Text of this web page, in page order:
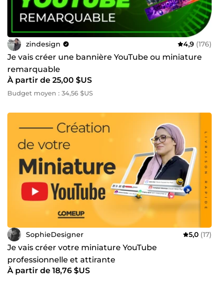
zindesign 4,9 (176)
Je vais créer une bannière YouTube ou miniature
remarquable
À partir de 25,00 $US
Budget moyen : 34,56 $US
SophieDesigner 5,0 (17)
Je vais créer votre miniature YouTube
professionnelle et attirante
À partir de 18,76 $US